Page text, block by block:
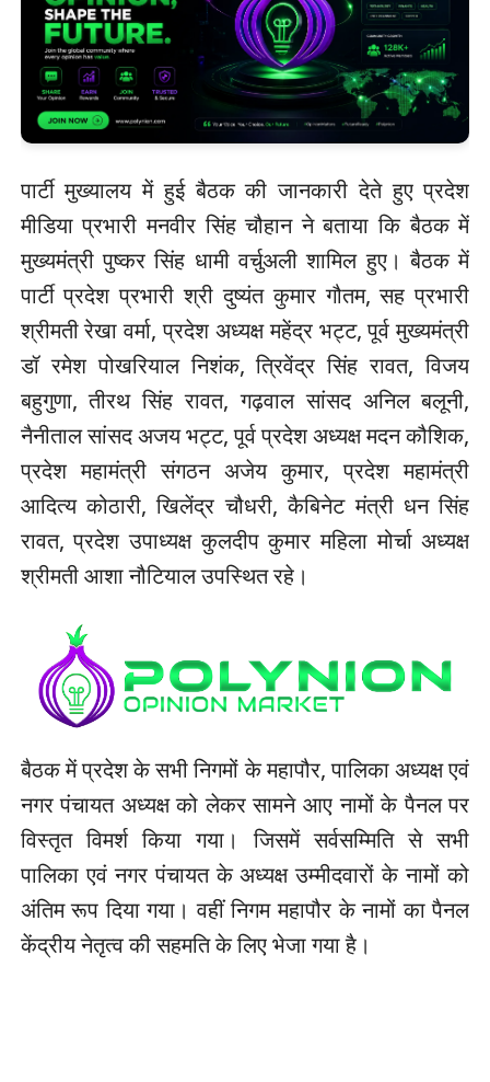
पार्टी मुख्यालय में हुई बैठक की जानकारी देते हुए प्रदेश
मीडिया प्रभारी मनवीर सिंह चौहान ने बताया कि बैठक में
मुख्यमंत्री पुष्कर सिंह धामी वर्चुअली शामिल हुए। बैठक में
पार्टी प्रदेश प्रभारी श्री दुष्यंत कुमार गौतम, सह प्रभारी
श्रीमती रेखा वर्मा, प्रदेश अध्यक्ष महेंद्र भट्ट, पूर्व मुख्यमंत्री
डॉ रमेश पोखरियाल निशंक, त्रिवेंद्र सिंह रावत, विजय
बहुगुणा, तीरथ सिंह रावत, गढ़वाल सांसद अनिल बलूनी,
नैनीताल सांसद अजय भट्ट, पूर्व प्रदेश अध्यक्ष मदन कौशिक,
प्रदेश महामंत्री संगठन अजेय कुमार, प्रदेश महामंत्री
आदित्य कोठारी, खिलेंद्र चौधरी, कैबिनेट मंत्री धन सिंह
रावत, प्रदेश उपाध्यक्ष कुलदीप कुमार महिला मोर्चा अध्यक्ष
श्रीमती आशा नौटियाल उपस्थित रहे।
बैठक में प्रदेश के सभी निगमों के महापौर, पालिका अध्यक्ष एवं
नगर पंचायत अध्यक्ष को लेकर सामने आए नामों के पैनल पर
विस्तृत विमर्श किया गया। जिसमें सर्वसम्मिति से सभी
पालिका एवं नगर पंचायत के अध्यक्ष उम्मीदवारों के नामों को
अंतिम रूप दिया गया। वहीं निगम महापौर के नामों का पैनल
केंद्रीय नेतृत्व की सहमति के लिए भेजा गया है।